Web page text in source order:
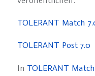
TOLERANT Match
TOLERANT Post 7.0
In TOLERANT Match